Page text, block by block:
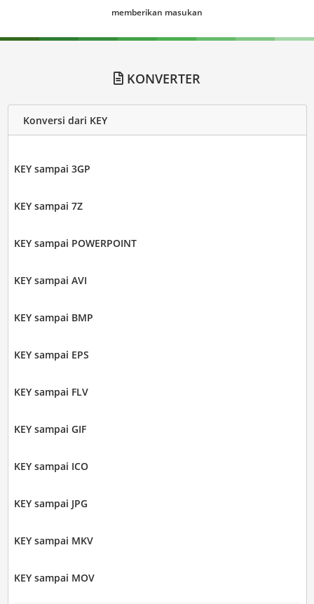
memberikan masukan
KONVERTER
Konversi dari KEY
KEY sampai 3GP
KEY sampai 7Z
KEY sampai POWERPOINT
KEY sampai AVI
KEY sampai BMP
KEY sampai EPS
KEY sampai FLV
KEY sampai GIF
KEY sampai ICO
KEY sampai JPG
KEY sampai MKV
KEY sampai MOV